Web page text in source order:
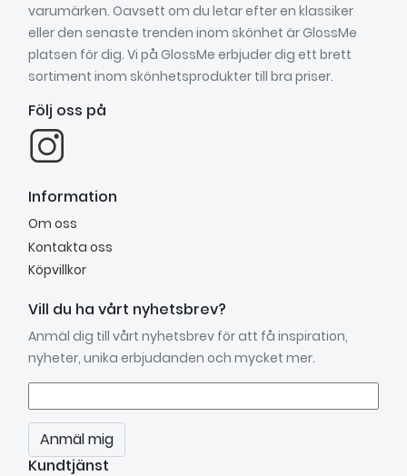
varumärken. Oavsett om du letar efter en klassiker
eller den senaste trenden inom skönhet är GlossMe
platsen för dig. Vi på GlossMe erbjuder dig ett brett
sortiment inom skönhetsprodukter till bra priser.
Följ oss på
Information
Om oss
Kontakta oss
Köpvillkor
Vill du ha vårt nyhetsbrev?
Anmäl dig till vårt nyhetsbrev för att få inspiration,
nyheter, unika erbjudanden och mycket mer.
Anmäl mig
Kundtjänst